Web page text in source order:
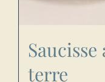
terre